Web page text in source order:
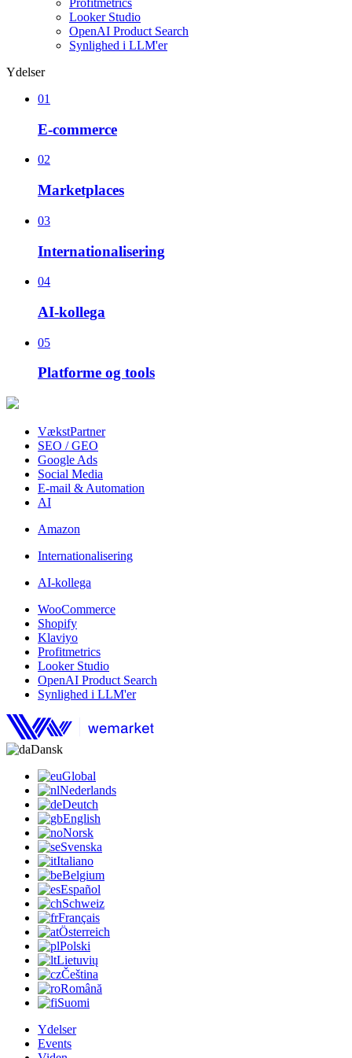
Profitmetrics
Looker Studio
OpenAI Product Search
Synlighed i LLM'er
Ydelser
01
E-commerce
02
Marketplaces
03
Internationalisering
04
AI-kollega
05
Platforme og tools
VækstPartner
SEO / GEO
Google Ads
Social Media
E-mail & Automation
AI
Amazon
Internationalisering
AI-kollega
WooCommerce
Shopify
Klaviyo
Profitmetrics
Looker Studio
OpenAI Product Search
Synlighed i LLM'er
Dansk
Global
Nederlands
Deutch
English
Norsk
Svenska
Italiano
Belgium
Español
Schweiz
Français
Österreich
Polski
Lietuvių
Čeština
Română
Suomi
Ydelser
Events